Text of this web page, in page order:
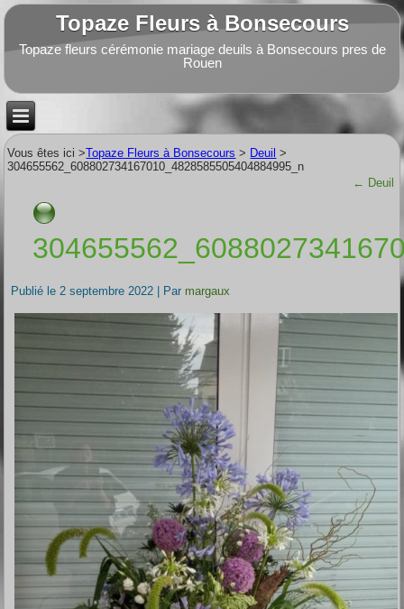
Topaze Fleurs à Bonsecours
Topaze fleurs cérémonie mariage deuils à Bonsecours pres de
Rouen
Vous êtes ici >Topaze Fleurs à Bonsecours > Deuil >
304655562_608802734167010_4828585505404884995_n
← Deuil
Publié le 2 septembre 2022 Par margaux